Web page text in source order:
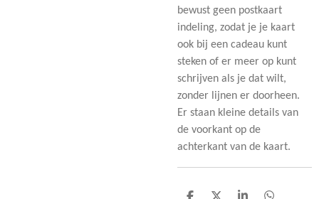
bewust geen postkaart
indeling, zodat je je kaart
ook bij een cadeau kunt
steken of er meer op kunt
schrijven als je dat wilt,
zonder lijnen er doorheen.
Er staan kleine details van
de voorkant op de
achterkant van de kaart.